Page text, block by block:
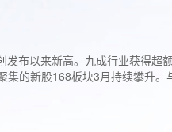
布以来新高。九成行业获得超
集的新股168板块3月持续攀升。